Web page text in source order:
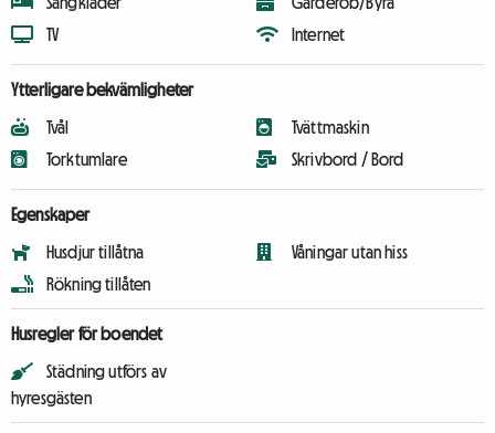
TV
Internet
Ytterligare bekvämligheter
Tvål
Torktumlare
Tvättmaskin
Skrivbord / Bord
Egenskaper
Husdjur tillåtna
Rökning tillåten
Våningar utan hiss
Husregler för boendet
Städning utförs av
hyresgästen